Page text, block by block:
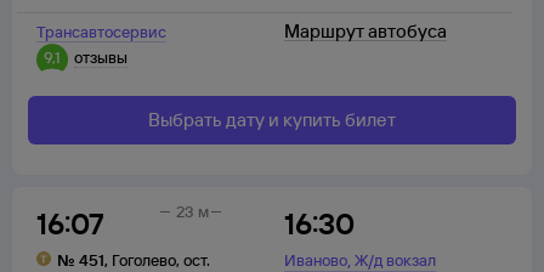
Трансавтосервис
9,1
отзывы
Маршрут автобуса
Выбрать дату и купить билет
16:07
№ 451, Гоголево, ост.
16:30
Иваново,Ж/д вокзал
23 м